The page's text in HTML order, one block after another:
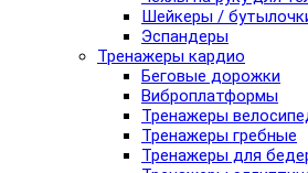
Шейкеры /
Эспандеры
Тренажеры кардио
Беговые дорожки
Виброплатформы
Тренажеры
Тренажеры гребные
Тренажеры для